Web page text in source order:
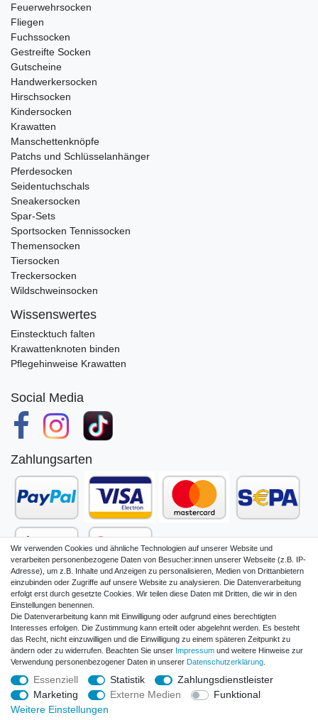
Feuerwehrsocken
Fliegen
Fuchssocken
Gestreifte Socken
Gutscheine
Handwerkersocken
Hirschsocken
Kindersocken
Krawatten
Manschettenknöpfe
Patchs und Schlüsselanhänger
Pferdesocken
Seidentuchschals
Sneakersocken
Spar-Sets
Sportsocken Tennissocken
Themensocken
Tiersocken
Treckersocken
Wildschweinsocken
Wissenswertes
Einstecktuch falten
Krawattenknoten binden
Pflegehinweise Krawatten
Social Media
Zahlungsarten
Impressum Daten­schutz­erklärung
Wir verwenden Cookies und ähnliche Technologien auf unserer Website und
verarbeiten personenbezogene Daten von Besucher:innen unserer Webseite (z.B. IP-
Adresse), um z.B. Inhalte und Anzeigen zu personalisieren, Medien von Drittanbietern
einzubinden oder Zugriffe auf unsere Website zu analysieren. Die Datenverarbeitung
erfolgt erst durch gesetzte Cookies. Wir teilen diese Daten mit Dritten, die wir in den
Einstellungen benennen.
Die Datenverarbeitung kann mit Einwilligung oder aufgrund eines berechtigten
Interesses erfolgen. Die Zustimmung kann erteilt oder abgelehnt werden. Es besteht
das Recht, nicht einzuwilligen und die Einwilligung zu einem späteren Zeitpunkt zu
ändern oder zu widerrufen. Beachten Sie unser Impressum und weitere Hinweise zur
Verwendung personenbezogener Daten in unserer Daten­schutz­erklärung
Essenziell Statistik
Zahlungsdienstleister
Marketing
Externe Medien
Funktional
Weitere Einstellungen